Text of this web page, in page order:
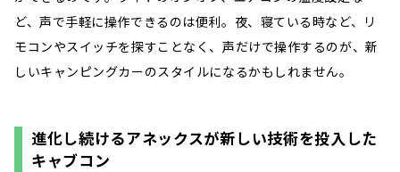
ど、声で手軽に操作できるのは便利。夜、寝ている時など、リ
モコンやスイッチを探すことなく、声だけで操作するのが、新
しいキャンピングカーのスタイルになるかもしれません。
進化し続けるアネックスが新しい技術を投入した
キャブコン